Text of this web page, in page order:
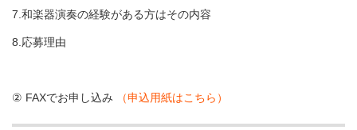
7.和楽器演奏の経験がある方はその内容
8.応募理由
② FAXでお申し込み （申込用紙はこちら）